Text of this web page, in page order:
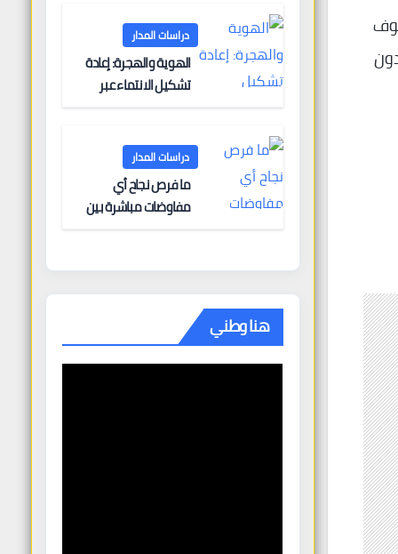
دراسات المدار
الهوية والهجرة: إعادة
تشكيل الانتماء عبر
دراسات المدار
ما فرص نجاح أي
مفاوضات مباشرة بين
هنا وطني